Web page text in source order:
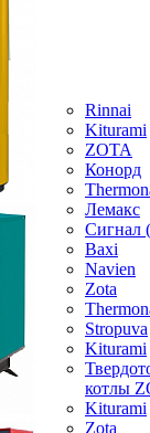
Rinnai
Kiturami
ZOTA
Конорд
Лемакс
Baxi
Navien
Zota
Stropuva
Kiturami
котлы
Kiturami
Zota